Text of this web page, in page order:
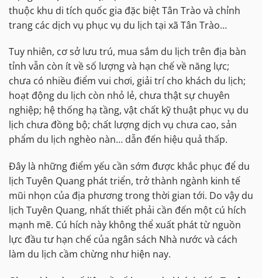
thuộc khu di tích quốc gia đặc biệt Tân Trào và chỉnh
trang các dịch vụ phục vụ du lịch tại xã Tân Trào…
Tuy nhiên, cơ sở lưu trú, mua sắm du lịch trên địa bàn
tỉnh vẫn còn ít về số lượng và hạn chế về năng lực;
chưa có nhiều điểm vui chơi, giải trí cho khách du lịch;
hoạt động du lịch còn nhỏ lẻ, chưa thật sự chuyên
nghiệp; hệ thống hạ tầng, vật chất kỹ thuật phục vụ du
lịch chưa đồng bộ; chất lượng dịch vụ chưa cao, sản
phẩm du lịch nghèo nàn… dẫn đến hiệu quả thấp.
Đây là những điểm yếu cần sớm được khắc phục để du
lịch Tuyên Quang phát triển, trở thành ngành kinh tế
mũi nhọn của địa phương trong thời gian tới. Do vậy du
lịch Tuyên Quang, nhất thiết phải cần đến một cú hích
mạnh mẽ. Cú hích này không thể xuất phát từ nguồn
lực đầu tư hạn chế của ngân sách Nhà nước và cách
làm du lịch cầm chừng như hiện nay.